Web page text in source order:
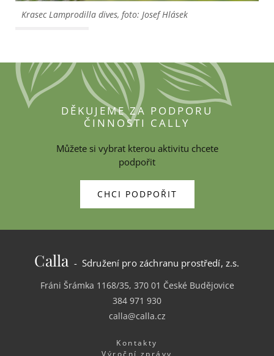
KrasecLamprodilla dives, foto: Josef Hlásek
DĚKUJEME ZA PODPORU
ČINNOSTI CALLY
Můžete si vybrat kterou aktivitu chcete
podpořit
CHCI PODPOŘIT
Calla- Sdružení pro záchranu prostředí, z.s.
Fráni Šrámka 1168/35, 370 01 České Budějovice
384 971 930
calla@calla.cz
Kontakty